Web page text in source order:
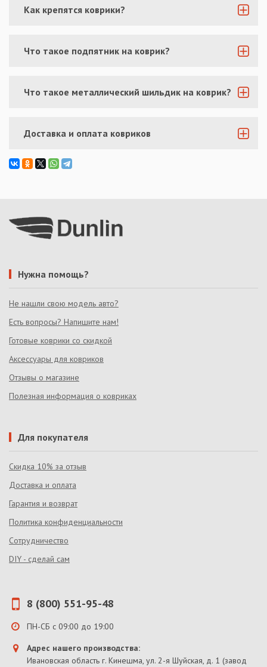
Как крепятся коврики?
Что такое подпятник на коврик?
Что такое металлический шильдик на коврик?
Доставка и оплата ковриков
Нужна помощь?
Не нашли свою модель авто?
Есть вопросы? Напишите нам!
Готовые коврики со скидкой
Аксессуары для ковриков
Отзывы о магазине
Полезная информация о ковриках
Для покупателя
Скидка 10% за отзыв
Доставка и оплата
Гарантия и возврат
Политика конфиденциальности
Сотрудничество
DIY - сделай сам
8 (800) 551-95-48
ПН-СБ с 09:00 до 19:00
Адрес нашего производства:
Ивановская область г. Кинешма, ул. 2-я Шуйская, д. 1 (завод